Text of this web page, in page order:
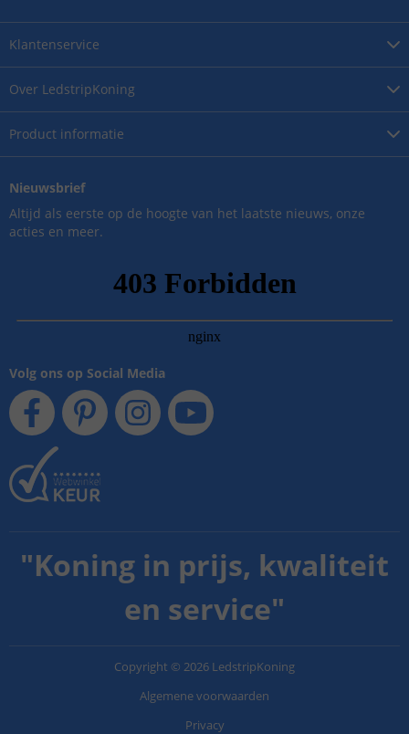
Over LedstripKoning
Product informatie
Klantenservice
Nieuwsbrief
Altijd als eerste op de hoogte van het laatste nieuws, onze
acties en meer.
Volg ons op Social Media
"Koning in prijs, kwaliteit
en service"
Copyright © 2026 LedstripKoning
Algemene voorwaarden
Privacy